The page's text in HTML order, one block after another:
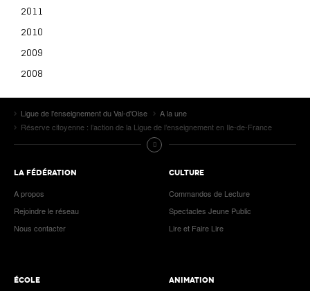
2011
2010
2009
2008
Ligue de l'enseignement du Val-d'Oise
A la une
Réserve citoyenne : l’action de la Ligue de l’enseignement en Ile-de-France
LA FÉDÉRATION
A propos
Rejoindre le réseau
Nous contacter
CULTURE
Commandos de Lecture
Spectacles Jeune Public
Lire et Faire Lire
ÉCOLE ANIMATION